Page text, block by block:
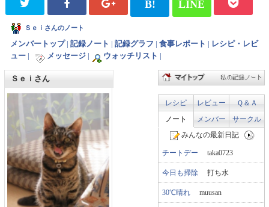
B! LINE
Ｓｅｉさんのノート
メンバートップ| 記録ノート 記録グラフ 食事レポート
レシピ・レビ
ュー
メッセージ ウォッチリスト
Ｓｅｉさん
レシピ レビュー
Ｑ＆Ａ
ノート
メンバー
サークル
みんなの最新日記
チートデー taka0723
今日も掃除 打ち水
30℃晴れ muusan